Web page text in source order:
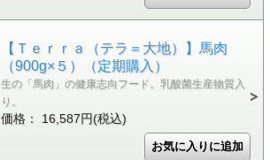
【Ｔｅｒｒａ（テラ＝大地）】馬肉
（900g×５）（定期購入）
生の「馬肉」の健康志向フード。乳酸菌生産物質入
り。
価格： 16,587円(税込)